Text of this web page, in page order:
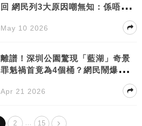
回 網民列3大原因嘲無知：係唔敢
May 10 2026
離譜！深圳公園驚現「藍湖」奇景
罪魁禍首竟為4個桶？網民鬧爆：自
Apr 21 2026
2 … 15